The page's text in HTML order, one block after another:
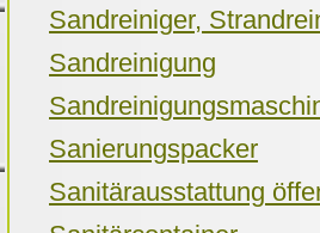
Sandreiniger,
Sandreinigung
Sanierungspacker
Sanitärausstattung